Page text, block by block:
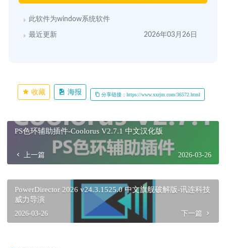
此软件为window系统软件
最近更新 2026年03月26日
收藏 海报 分享链接：https://www.xxrjm.com/36572.html
PS色环辅助插件-Coolorus V2.7.1 中文汉化版
上一篇 2026-03-26
PowerDirector 2026 v24.3.1525.0 中文旗舰破解版-讯连科技
威力导演
2026-03-26 下一篇